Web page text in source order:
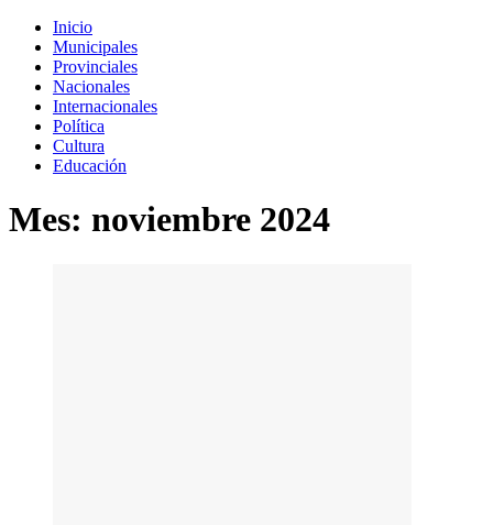
Inicio
Municipales
Provinciales
Nacionales
Internacionales
Política
Cultura
Educación
Mes: noviembre 2024